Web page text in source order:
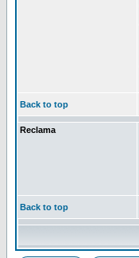
Back to top
Reclama
Back to top